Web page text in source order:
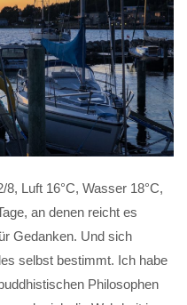
Luft 16°C, Wasser 18°C,
an denen reicht es
Gedanken. Und sich
selbst bestimmt. Ich habe
Philosophen